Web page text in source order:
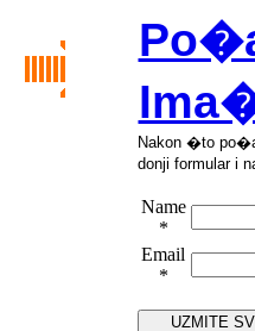
Nakon �to po�
donji formular i
Name
*
Email
*